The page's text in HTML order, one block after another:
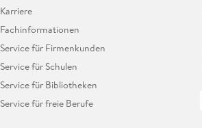
Karriere
Fachinformationen
Service für Firmenkunden
Service für Schulen
Service für Bibliotheken
Service für freie Berufe